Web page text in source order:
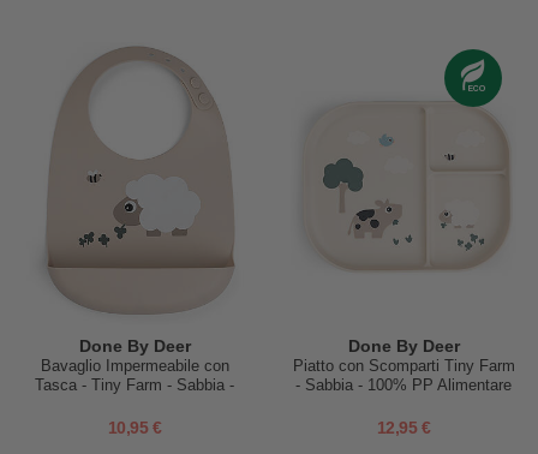
Done By Deer
Bavaglio Impermeabile con
Tasca - Tiny Farm - Sabbia -
10,95 €
Done By Deer
Piatto con Scomparti Tiny Farm
- Sabbia - 100% PP Alimentare
12,95 €